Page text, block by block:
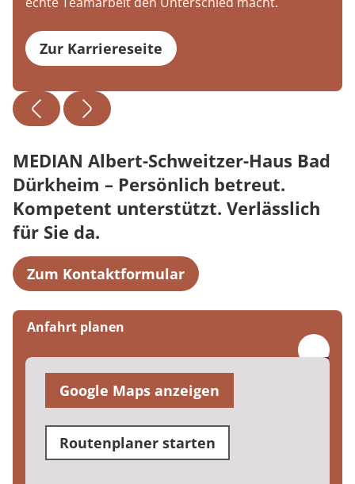
Zur Karriereseite
MEDIAN Albert-Schweitzer-Haus Bad
Dürkheim – Persönlich betreut.
Kompetent unterstützt. Verlässlich
für Sie da.
Zum Kontaktformular
Anfahrt planen
Google Maps anzeigen
Routenplaner starten